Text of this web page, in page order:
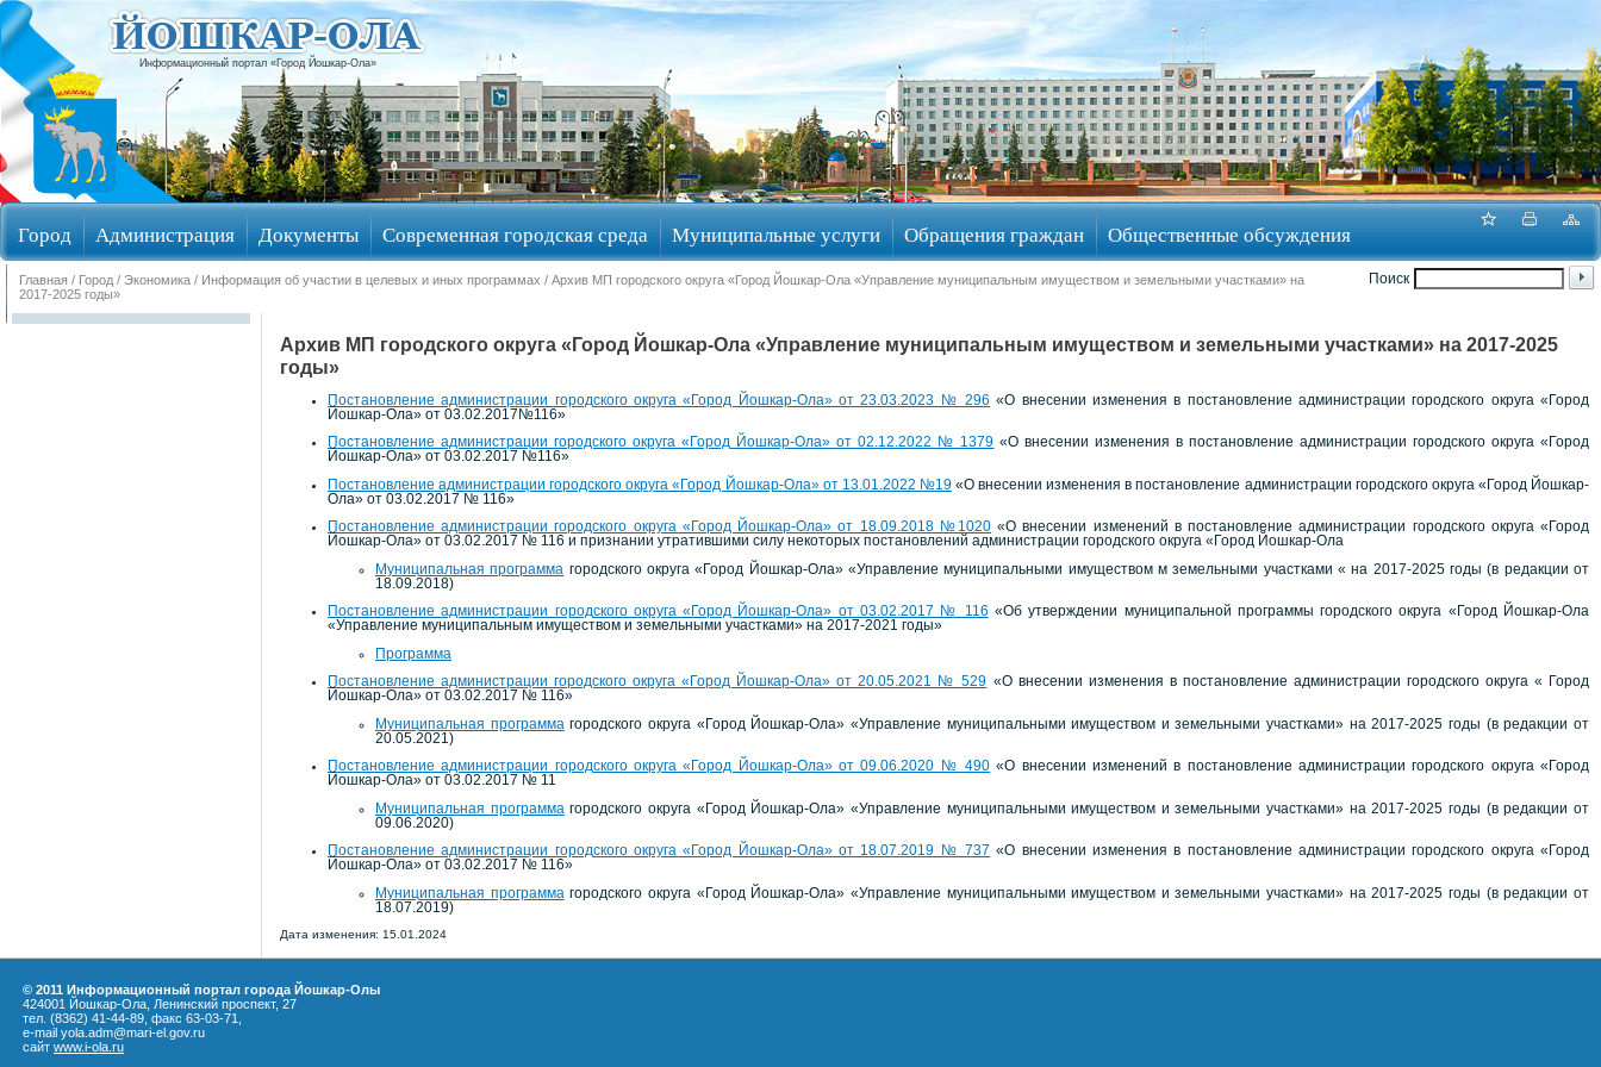
Информационный портал «Город Йошкар-Ола»
Город Администрация Документы Современная городская среда Муниципальные услуги Обращения граждан Общественные обсуждения
Избирательные округа
Поиск
Главная / Город / Экономика / Информация об участии в целевых и иных программах / Архив МП городского округа «Город Йошкар-Ола «Управление муниципальным имуществом и земельными участками» на
2017-2025 годы»
Архив МП городского округа «Город Йошкар-Ола «Управление муниципальным имуществом и земельными участками» на 2017-2025
годы»
Постановление администрации городского округа «Город Йошкар-Ола» от 23.03.2023 № 296 «О внесении изменения в постановление администрации городского округа «Город
Йошкар-Ола» от 03.02.2017№116»
Постановление администрации городского округа «Город Йошкар-Ола» от 02.12.2022 № 1379 «О внесении изменения в постановление администрации городского округа «Город
Йошкар-Ола» от 03.02.2017 №116»
Постановление администрации городского округа «Город Йошкар-Ола» от 13.01.2022 №19«О внесении изменения в постановление администрации городского округа «Город Йошкар-
Ола» от 03.02.2017 № 116»
Постановление администрации городского округа «Город Йошкар-Ола» от 18.09.2018 №1020 «О внесении изменений в постановление администрации городского округа «Город
Йошкар-Ола» от 03.02.2017 № 116 и признании утратившими силу некоторых постановлений администрации городского округа «Город Йошкар-Ола
Муниципальная программа городского округа «Город Йошкар-Ола» «Управление муниципальными имуществом м земельными участками « на 2017-2025 годы (в редакции от
18.09.2018)
Постановление администрации городского округа «Город Йошкар-Ола» от 03.02.2017 № 116 «Об утверждении муниципальной программы городского округа «Город Йошкар-Ола
«Управление муниципальным имуществом и земельными участками» на 2017-2021 годы»
Программа
Постановление администрации городского округа «Город Йошкар-Ола» от 20.05.2021 № 529 «О внесении изменения в постановление администрации городского округа « Город
Йошкар-Ола» от 03.02.2017 № 116»
Муниципальная программа городского округа «Город Йошкар-Ола» «Управление муниципальными имуществом и земельными участками» на 2017-2025 годы (в редакции от
20.05.2021)
Постановление администрации городского округа «Город Йошкар-Ола» от 09.06.2020 № 490 «О внесении изменений в постановление администрации городского округа «Город
Йошкар-Ола» от 03.02.2017 № 11
Муниципальная программа городского округа «Город Йошкар-Ола» «Управление муниципальными имуществом и земельными участками» на 2017-2025 годы (в редакции от
09.06.2020)
Постановление администрации городского округа «Город Йошкар-Ола» от 18.07.2019 № 737 «О внесении изменения в постановление администрации городского округа «Город
Йошкар-Ола» от 03.02.2017 № 116»
Муниципальная программа городского округа «Город Йошкар-Ола» «Управление муниципальными имуществом и земельными участками» на 2017-2025 годы (в редакции от
18.07.2019)
Дата изменения: 15.01.2024
© 2011 Информационный портал города Йошкар-Олы
424001 Йошкар-Ола, Ленинский проспект, 27
тел. (8362) 41-44-89, факс 63-03-71,
e-mail yola.adm@mari-el.gov.ru
сайт www.i-ola.ru